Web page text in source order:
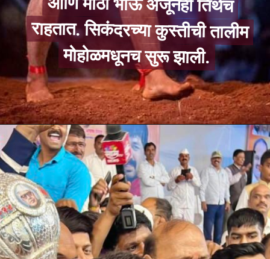
मोहोळमधूनच सुरू झाली.
मोहोळमधूनच सुरू झाली.